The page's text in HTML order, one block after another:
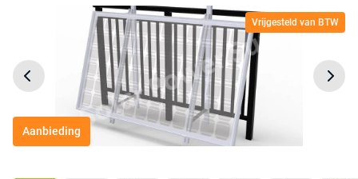
Aanbieding
Vrijgesteld van BTW